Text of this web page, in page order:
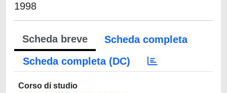
1998
Scheda breve
Scheda completa
Scheda completa (DC)
Corso di studio